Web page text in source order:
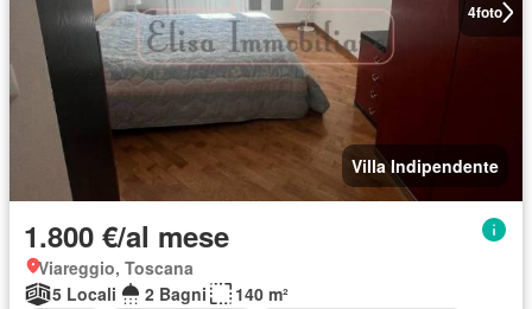
4foto
Villa Indipendente
1.800 €/al mese
Viareggio, Toscana
5 Locali
2 Bagni
140 m²